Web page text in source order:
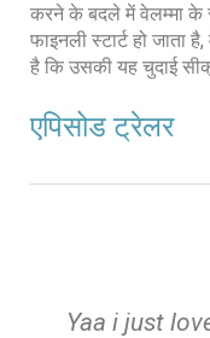
करने के बदले में वेलम्मा के
फाइनली स्टार्ट हो जाता
है कि उसकी यह चुदाई
एपिसोड ट्रेलर
Yaa i just